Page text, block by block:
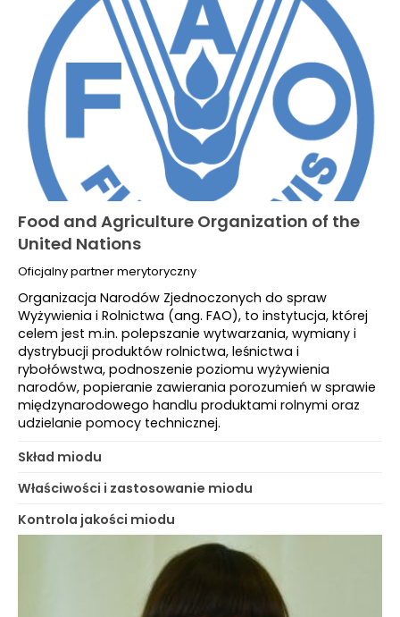
Food and Agriculture Organization of the
United Nations
Oficjalny partner merytoryczny
Organizacja Narodów Zjednoczonych do spraw
Wyżywienia i Rolnictwa (ang. FAO), to instytucja, której
celem jest m.in. polepszanie wytwarzania, wymiany i
dystrybucji produktów rolnictwa, leśnictwa i
rybołówstwa, podnoszenie poziomu wyżywienia
narodów, popieranie zawierania porozumień w sprawie
międzynarodowego handlu produktami rolnymi oraz
udzielanie pomocy technicznej.
Skład miodu
Właściwości i zastosowanie miodu
Kontrola jakości miodu